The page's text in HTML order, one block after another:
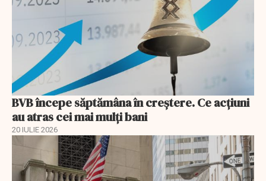
BVB începe săptămâna în creștere. Ce acțiuni
au atras cei mai mulți bani
20 IULIE 2026